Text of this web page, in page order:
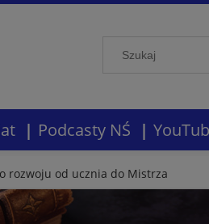
Podcasty NŚ
rozwoju od ucznia do Mistrza